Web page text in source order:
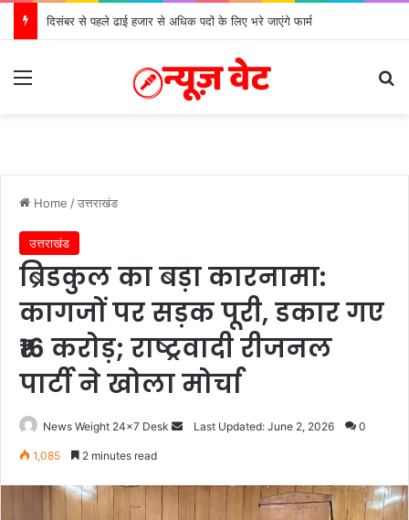
दिसंबर से पहले ढाई हजार से अधिक पदों के लिए भरे जाएंगे फार्म
Home /उत्तराखंड
उत्तराखंड
ब्रिडकुल का बड़ा कारनामा:
कागजों पर सड़क पूरी, डकार गए
₹16 करोड़; राष्ट्रवादी रीजनल
पार्टी ने खोला मोर्चा
News Weight 24x7 Desk Last Updated: June 2, 2026 0
1,085 2 minutes read